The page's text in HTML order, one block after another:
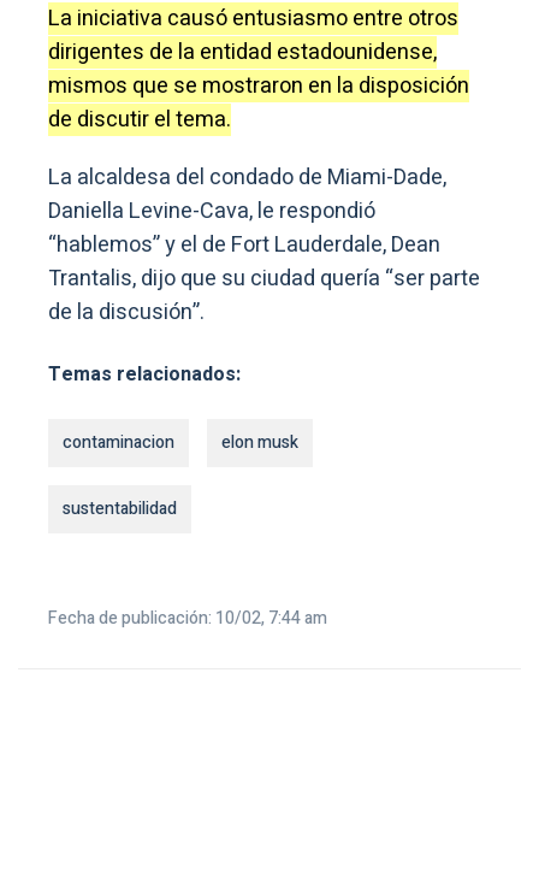
La iniciativa causó entusiasmo entre otros
dirigentes de la entidad estadounidense,
mismos que se mostraron en la disposición
de discutir el tema.
La alcaldesa del condado de Miami-Dade,
Daniella Levine-Cava, le respondió
“hablemos” y el de Fort Lauderdale, Dean
Trantalis, dijo que su ciudad quería “ser parte
de la discusión”.
Temas relacionados:
contaminacion elon musk
sustentabilidad
Fecha de publicación: 10/02, 7:44 am